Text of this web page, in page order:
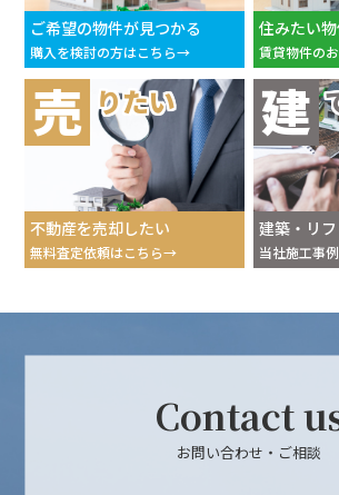
ご希望の物件が見つかる
購入を検討の方はこちら
住みたい
賃貸物件の
売 りたい
不動産を売却したい
無料査定依頼はこちら
建
建築・リ
当社施工事
Contact
お問い合わせ・ご相談